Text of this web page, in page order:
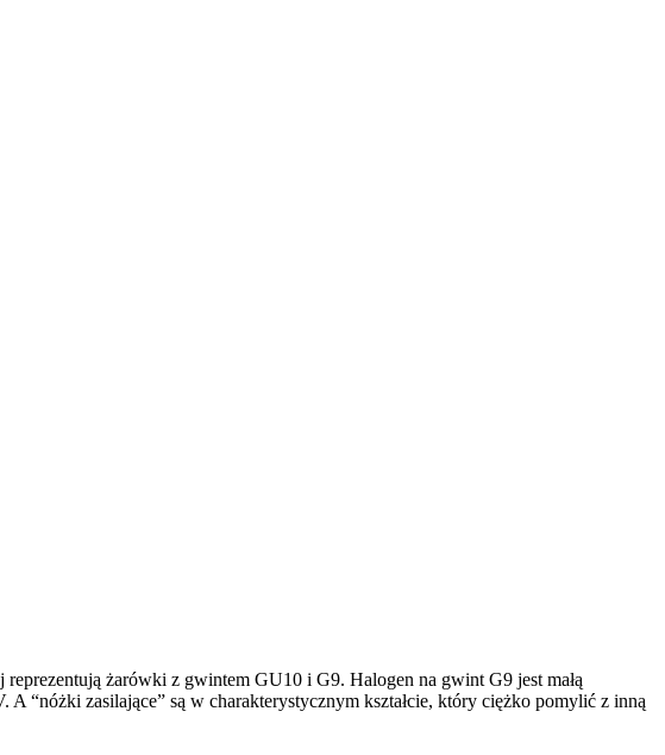
żarówki z gwintem GU10 i G9. Halogen na gwint G9 jest małą
“nóżki zasilające” są w charakterystycznym kształcie, który ciężko pomylić z inną